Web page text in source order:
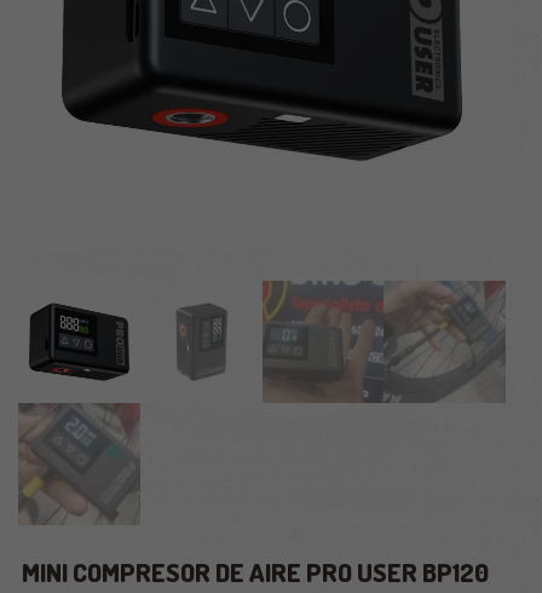
MINI COMPRESOR DE AIRE PRO USER BP120